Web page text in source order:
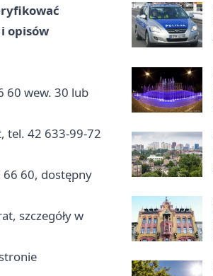
opisów
60 wew. 30 lub
tel. 42 633-99-72
60, dostępny
szczegóły w